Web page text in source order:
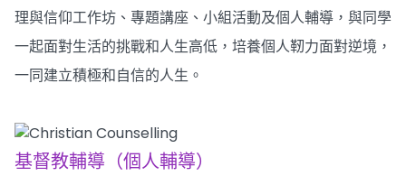
理與信仰工作坊、專題講座、小組活動及個人輔導，與同學
一起面對生活的挑戰和人生高低，培養個人靭力面對逆境，
一同建立積極和自信的人生。
基督教輔導（個人輔導）